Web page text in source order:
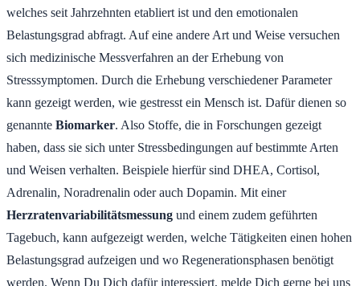
welches seit Jahrzehnten etabliert ist und den emotionalen
Belastungsgrad abfragt. Auf eine andere Art und Weise versuchen
sich medizinische Messverfahren an der Erhebung von
Stresssymptomen. Durch die Erhebung verschiedener Parameter
kann gezeigt werden, wie gestresst ein Mensch ist. Dafür dienen so
genannte Biomarker. Also Stoffe, die in Forschungen gezeigt
haben, dass sie sich unter Stressbedingungen auf bestimmte Arten
und Weisen verhalten. Beispiele hierfür sind DHEA, Cortisol,
Adrenalin, Noradrenalin oder auch Dopamin. Mit einer
Herzratenvariabilitätsmessung und einem zudem geführten
Tagebuch, kann aufgezeigt werden, welche Tätigkeiten einen hohen
Belastungsgrad aufzeigen und wo Regenerationsphasen benötigt
werden. Wenn Du Dich dafür interessiert, melde Dich gerne bei uns